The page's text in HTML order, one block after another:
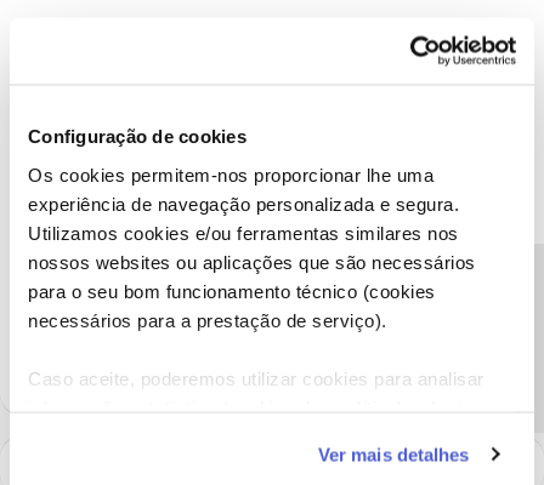
Configuração de cookies
Os cookies permitem-nos proporcionar lhe uma
experiência de navegação personalizada e segura.
Utilizamos cookies e/ou ferramentas similares nos
nossos websites ou aplicações que são necessários
para o seu bom funcionamento técnico (cookies
necessários para a prestação de serviço).
Caso aceite, poderemos utilizar cookies para analisar
funcionalidades (cookies de personalização e
Ver mais detalhes
e ajuda do
Partilhe com a comunidade caso surja alguma outra questão.
Estamos sempre disponíveis para ajudar.
Obrigado
Ajude a comunidade a encontrar informação relevante. Marque
como "Melhor Resposta" e faça "Like" nos melhores comentários.
Siga os perfis da moderação, através da opção "Seguir", para estar
sempre a par das ultimas novidades.